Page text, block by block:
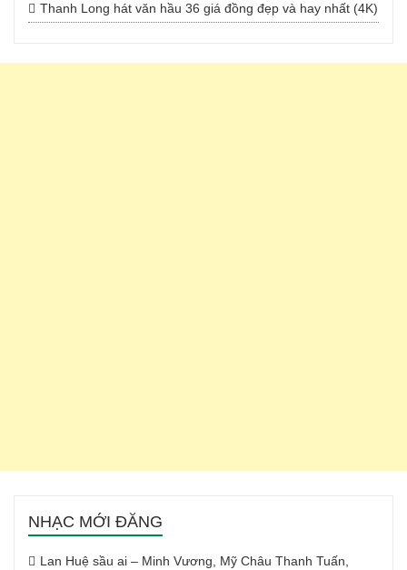
Thanh Long hát văn hầu 36 giá đồng đẹp và hay nhất (4K)
NHẠC MỚI ĐĂNG
Lan Huệ sầu ai – Minh Vương, Mỹ Châu Thanh Tuấn,